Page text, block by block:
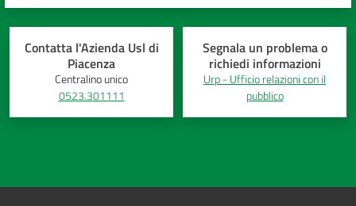
Contatta l'Azienda Usl di
Piacenza
Centralino unico
0523.301111
Segnala un problema o
richiedi informazioni
Urp - Ufficio relazioni con il
pubblico